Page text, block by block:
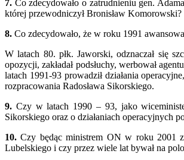
7. Co zdecydowało o zatrudnieniu gen.
której przewodniczył Bronisław Komorowski?
8. Co zdecydowało, że w roku 1991
W latach 80. płk. Jaworski, odznaczał się
opozycji, zakładał podsłuchy, werbował
latach 1991-93 prowadził działania
rozpracowania Radosława Sikorskiego.
9. Czy w latach 1990 – 93, jako
Sikorskiego oraz o działaniach operacyjnych
10. Czy będąc ministrem ON w roku 2001
Lubelskiego i czy przez wiele lat bywał na